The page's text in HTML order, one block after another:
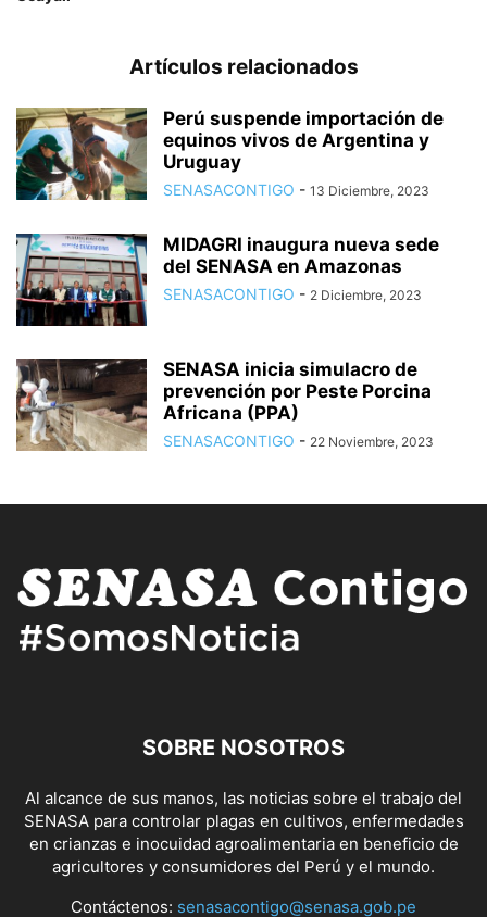
Artículos relacionados
Perú suspende importación de
equinos vivos de Argentina y
Uruguay
SENASACONTIGO - 13 Diciembre, 2023
MIDAGRI inaugura nueva sede
del SENASA en Amazonas
SENASACONTIGO - 2 Diciembre, 2023
SENASA inicia simulacro de
prevención por Peste Porcina
Africana (PPA)
SENASACONTIGO - 22 Noviembre, 2023
SOBRE NOSOTROS
Al alcance de sus manos, las noticias sobre el trabajo del
SENASA para controlar plagas en cultivos, enfermedades
en crianzas e inocuidad agroalimentaria en beneficio de
agricultores y consumidores del Perú y el mundo.
Contáctenos: senasacontigo@senasa.gob.pe